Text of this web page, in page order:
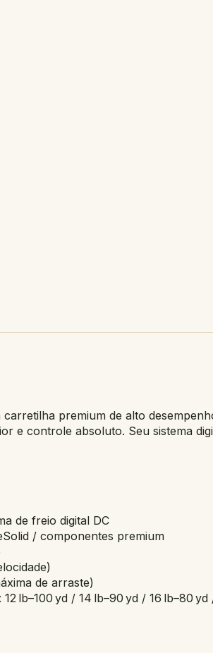
premium de alto
e controle absoluto. Seu sistema
de freio digital DC
/ componentes premium
de arraste)
lb–100 yd / 14 lb–90 yd / 16 lb–80 yd